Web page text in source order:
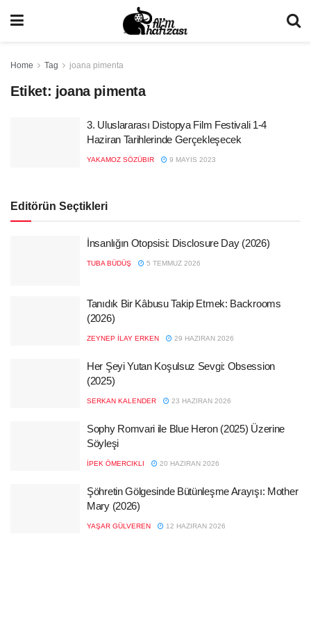
Home Tag joana pimenta
Etiket: joana pimenta
3. Uluslararası Distopya Film Festivali 1-4
Haziran Tarihlerinde Gerçekleşecek
YAKAMOZ SÖZÜBIR 9 MAYIS 2023
Editörün Seçtikleri
İnsanlığın Otopsisi: Disclosure Day (2026)
TUBA BÜDÜŞ 5 TEMMUZ 2026
Tanıdık Bir Kâbusu Takip Etmek: Backrooms
(2026)
ZEYNEP İLAY ERKEN 29 HAZIRAN 2026
Her Şeyi Yutan Koşulsuz Sevgi: Obsession
(2025)
SERKAN KALENDER 23 HAZIRAN 2026
Sophy Romvari ile Blue Heron (2025) Üzerine
Söyleşi
İPEK ÖMERCIKLI 20 HAZIRAN 2026
Şöhretin Gölgesinde Bütünleşme Arayışı: Mother
Mary (2026)
YAŞAR GÜLVEREN 12 HAZIRAN 2026